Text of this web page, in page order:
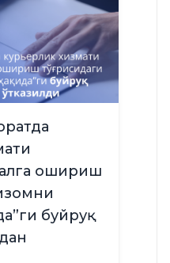
ошириш
буйруқ